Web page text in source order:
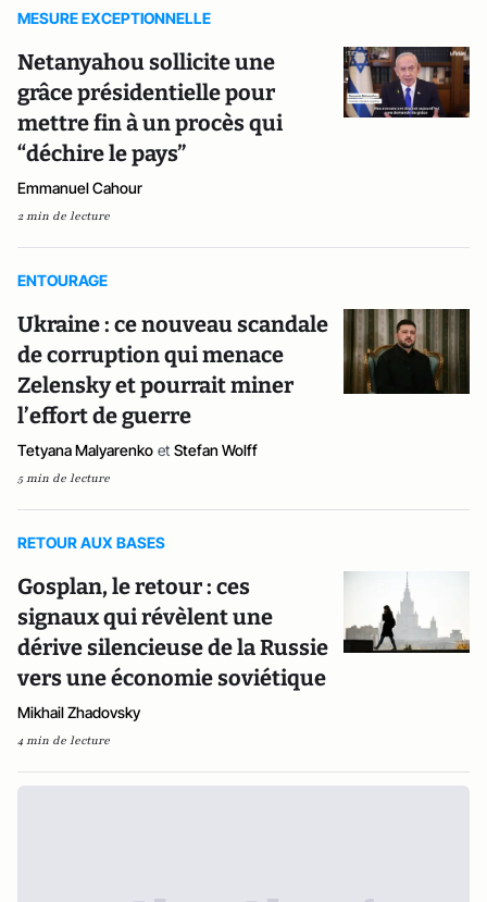
MESURE EXCEPTIONNELLE
Netanyahou sollicite une
grâce présidentielle pour
mettre fin à un procès qui
“déchire le pays”
Emmanuel Cahour
2 min de lecture
ENTOURAGE
Ukraine : ce nouveau scandale
de corruption qui menace
Zelensky et pourrait miner
l’effort de guerre
Tetyana Malyarenko et Stefan Wolff
5 min de lecture
RETOUR AUX BASES
Gosplan, le retour : ces
signaux qui révèlent une
dérive silencieuse de la Russie
vers une économie soviétique
Mikhail Zhadovsky
4 min de lecture